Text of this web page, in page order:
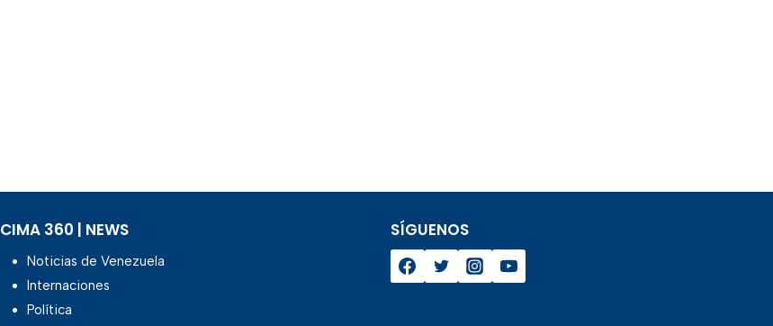
CIMA 360 | NEWS
Noticias de Venezuela
Internaciones
Política
SÍGUENOS